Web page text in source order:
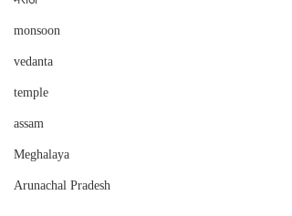
monsoon
vedanta
temple
assam
Meghalaya
Arunachal Pradesh